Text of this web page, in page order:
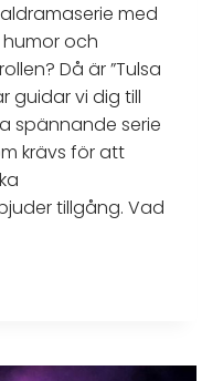
med
humor och
Då är ”Tulsa
guidar vi dig till
spännande serie
krävs för att
tillgång. Vad